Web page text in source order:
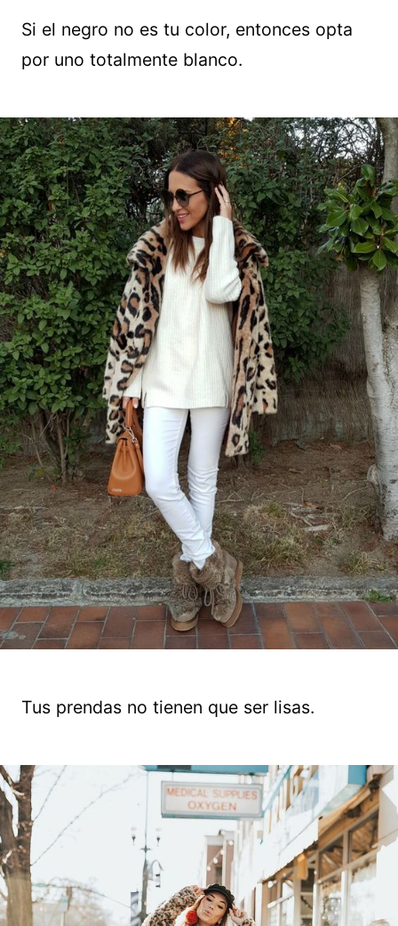
Si el negro no es tu color, entonces opta
por uno totalmente blanco.
Tus prendas no tienen que ser lisas.